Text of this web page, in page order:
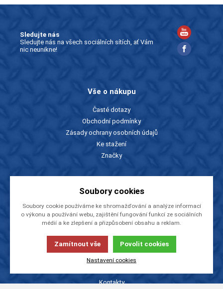
Sledujte nás
Sledujte nás na všech sociálních sítích, ať Vám
nic neunikne!
Vše o nákupu
Časté dotazy
Obchodní podmínky
Zásady ochrany osobních údajů
Ke stažení
Značky
Ceníky a katalogy
Rady a tipy
O firmě
Kontakty
Soubory cookies
Soubory cookie používáme ke shromažďování a analýze informací
o výkonu a používání webu, zajištění fungování funkcí ze sociálních
médií a ke zlepšení a přizpůsobení obsahu a reklam.
Zamítnout vše Povolit cookies
Nastavení cookies